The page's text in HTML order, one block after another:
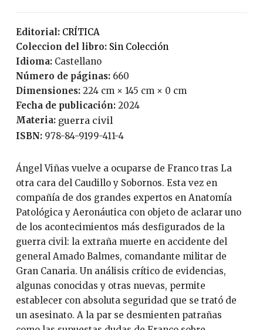
Editorial:
CRÍTICA
Coleccion del libro:
Sin Colección
Idioma:
Castellano
Número de páginas:
660
Dimensiones: 224 cm × 145 cm × 0 cm
Fecha de publicación:
2024
Materia: guerra civil
ISBN: 978-84-9199-411-4
Ángel Viñas vuelve a ocuparse de Franco tras La
otra cara del Caudillo y Sobornos. Esta vez en
compañía de dos grandes expertos en Anatomía
Patológica y Aeronáutica con objeto de aclarar uno
de los acontecimientos más desfigurados de la
guerra civil: la extraña muerte en accidente del
general Amado Balmes, comandante militar de
Gran Canaria. Un análisis crítico de evidencias,
algunas conocidas y otras nuevas, permite
establecer con absoluta seguridad que se trató de
un asesinato. A la par se desmienten patrañas